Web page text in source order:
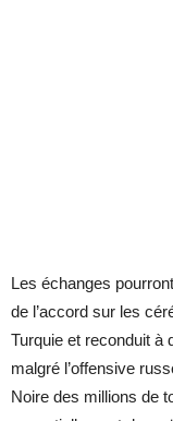
Les échanges
de l’accord sur les
Turquie et reconduit à
malgré l’offensive
Noire des millions de